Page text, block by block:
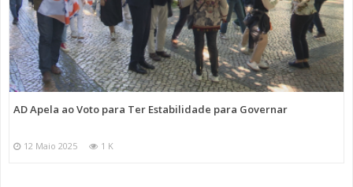
AD Apela ao Voto para Ter Estabilidade para Governar
12 Maio 2025 1 K